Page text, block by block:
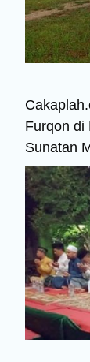
Furqon di
Sunatan